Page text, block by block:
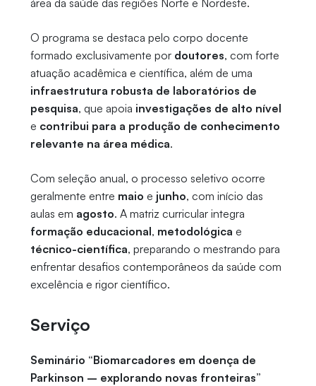
área da saúde das regiões Norte e Nordeste.
O programa se destaca pelo corpo docente
formado exclusivamente por doutores, com forte
atuação acadêmica e científica, além de uma
infraestrutura robusta de laboratórios de
pesquisa, que apoia investigações de alto nível
e contribui para a produção de conhecimento
relevante na área médica.
Com seleção anual, o processo seletivo ocorre
geralmente entre maio e junho, com início das
aulas em agosto. A matriz curricular integra
formação educacional, metodológica e
técnico-científica, preparando o mestrando para
enfrentar desafios contemporâneos da saúde com
excelência e rigor científico.
Serviço
Seminário “Biomarcadores em doença de
Parkinson – explorando novas fronteiras”